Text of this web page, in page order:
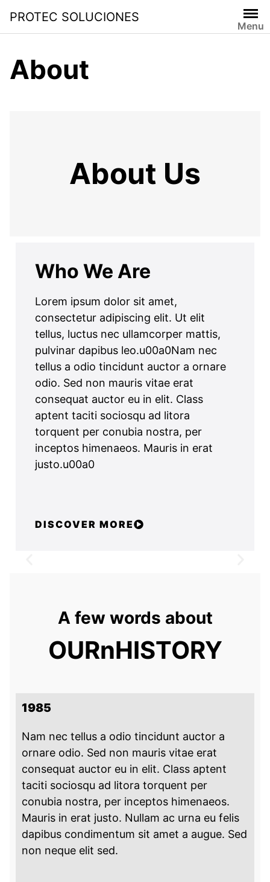
PROTEC SOLUCIONES
Menu
About
About Us
Who We Are
Lorem ipsum dolor sit amet,
consectetur adipiscing elit. Ut elit
tellus, luctus nec ullamcorper mattis,
pulvinar dapibus leo.u00a0Nam nec
tellus a odio tincidunt auctor a ornare
odio. Sed non mauris vitae erat
consequat auctor eu in elit. Class
aptent taciti sociosqu ad litora
torquent per conubia nostra, per
inceptos himenaeos. Mauris in erat
justo.u00a0
DISCOVER MORE
A few words about
OURnHISTORY
1985
Nam nec tellus a odio tincidunt auctor a
ornare odio. Sed non mauris vitae erat
consequat auctor eu in elit. Class aptent
taciti sociosqu ad litora torquent per
conubia nostra, per inceptos himenaeos.
Mauris in erat justo. Nullam ac urna eu felis
dapibus condimentum sit amet a augue. Sed
non neque elit sed.